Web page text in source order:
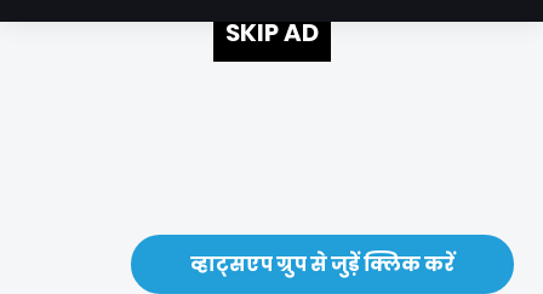
व्हाट्सएप ग्रुप से जुड़ें क्लिक करें
SKIP AD